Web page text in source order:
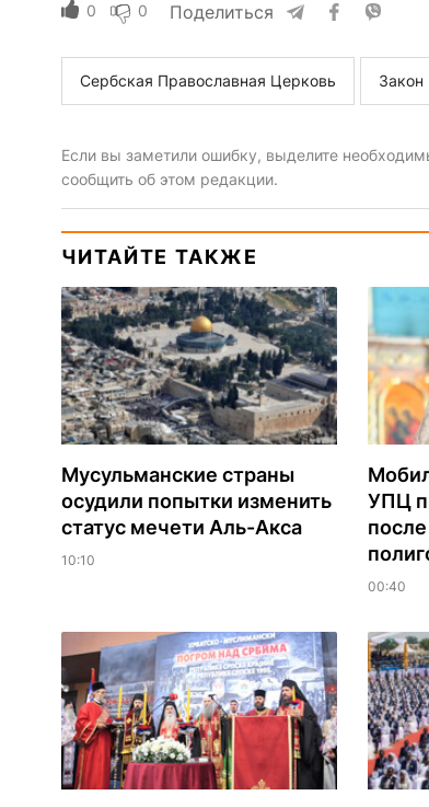
0 0 Поделиться
Сербская Православная Церковь Закон
Если вы заметили ошибку, выделите
сообщить об этом редакции.
ЧИТАЙТЕ ТАКЖЕ
Мусульманские страны
осудили попытки изменить
статус мечети Аль-Акса
10:10
УПЦ
00:40